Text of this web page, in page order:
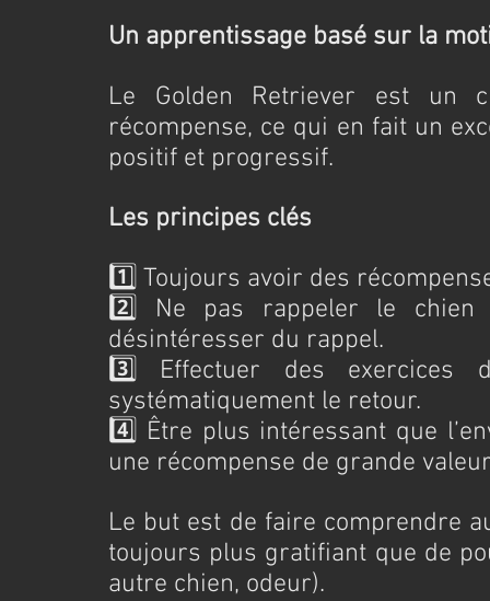
Un apprentissage basé sur la
Le Golden Retriever est un
récompense, ce qui en fait un
positif et progressif.
Les principes clés
1️⃣ Toujours avoir des
2️⃣ Ne pas rappeler le
désintéresser du rappel.
3️⃣ Effectuer des exercices
systématiquement le retour.
4️⃣ Être plus intéressant que
une récompense de grande
Le but est de faire comprendre
toujours plus gratifiant que de
autre chien, odeur).